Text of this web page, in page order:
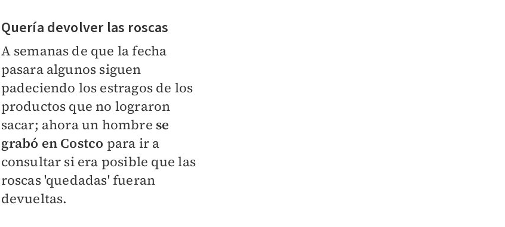
Quería devolver las roscas
A semanas de que la fecha
pasara algunos siguen
padeciendo los estragos de los
productos que no lograron
sacar; ahora un hombre se
grabó en Costco para ir a
consultar si era posible que las
roscas 'quedadas' fueran
devueltas.